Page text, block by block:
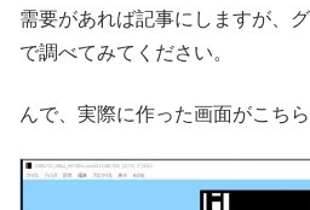
需要があれば記事にしますが、
で調べてみてください。
んで、実際に作った画面がこちら